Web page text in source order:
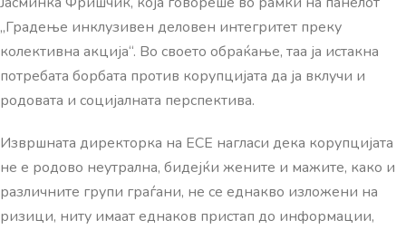
„Градење инклузивен деловен интегритет преку
колективна акција“. Во своето обраќање, таа ја истакна
потребата борбата против корупцијата да ја вклучи и
родовата и социјалната перспектива.
Извршната директорка на ЕСЕ нагласи дека корупцијата
не е родово неутрална, бидејќи жените и мажите, како и
различните групи граѓани, не се еднакво изложени на
ризици, ниту имаат еднаков пристап до информации,